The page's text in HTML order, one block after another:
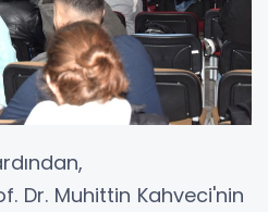
Dr. Muhittin Kahveci'nin